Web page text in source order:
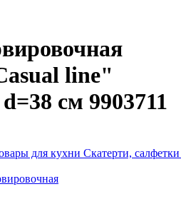
line"
см 9903711
для кухни Скатерти,